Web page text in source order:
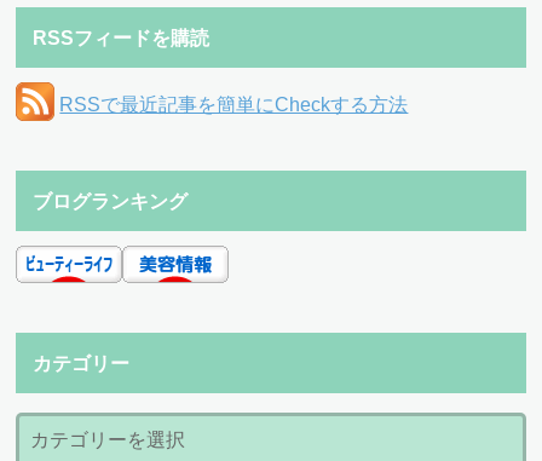
RSSフィードを購読
RSSで最近記事を簡単にCheckする方法
ブログランキング
カテゴリー